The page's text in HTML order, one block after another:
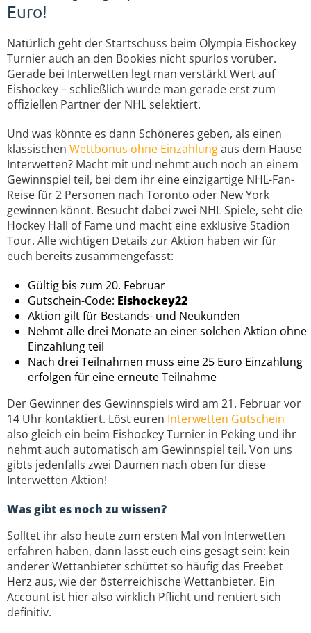
Euro!
Natürlich geht der Startschuss beim Olympia Eishockey
Turnier auch an den Bookies nicht spurlos vorüber.
Gerade bei Interwetten legt man verstärkt Wert auf
Eishockey – schließlich wurde man gerade erst zum
offiziellen Partner der NHL selektiert.
Und was könnte es dann Schöneres geben, als einen
klassischen Wettbonus ohne Einzahlungaus dem Hause
Interwetten? Macht mit und nehmt auch noch an einem
Gewinnspiel teil, bei dem ihr eine einzigartige NHL-Fan-
Reise für 2 Personen nach Toronto oder New York
gewinnen könnt. Besucht dabei zwei NHL Spiele, seht die
Hockey Hall of Fame und macht eine exklusive Stadion
Tour. Alle wichtigen Details zur Aktion haben wir für
euch bereits zusammengefasst:
Gültig bis zum 20. Februar
Gutschein-Code: Eishockey22
Aktion gilt für Bestands- und Neukunden
Nehmt alle drei Monate an einer solchen Aktion ohne
Einzahlung teil
Nach drei Teilnahmen muss eine 25 Euro Einzahlung
erfolgen für eine erneute Teilnahme
Der Gewinner des Gewinnspiels wird am 21. Februar vor
14 Uhr kontaktiert. Löst euren Interwetten Gutschein
also gleich ein beim Eishockey Turnier in Peking und ihr
nehmt auch automatisch am Gewinnspiel teil. Von uns
gibts jedenfalls zwei Daumen nach oben für diese
Interwetten Aktion!
Was gibt es noch zu wissen?
Solltet ihr also heute zum ersten Mal von Interwetten
erfahren haben, dann lasst euch eins gesagt sein: kein
anderer Wettanbieter schüttet so häufig das Freebet
Herz aus, wie der österreichische Wettanbieter. Ein
Account ist hier also wirklich Pflicht und rentiert sich
definitiv.